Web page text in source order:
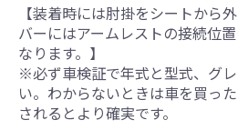
【装着時には肘掛をシートから
バーにはアームレストの接続位
なります。】
※必ず車検証で年式と型式、グ
い。わからないときは車を買っ
されるとより確実です。